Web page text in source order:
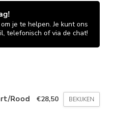
je te helpen. Je kunt ons
telefonisch of via de chat!
Rood €28,50 BEKIJKEN